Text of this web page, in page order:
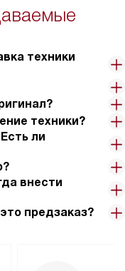
техники
техники?
ли
внести
предзаказ?